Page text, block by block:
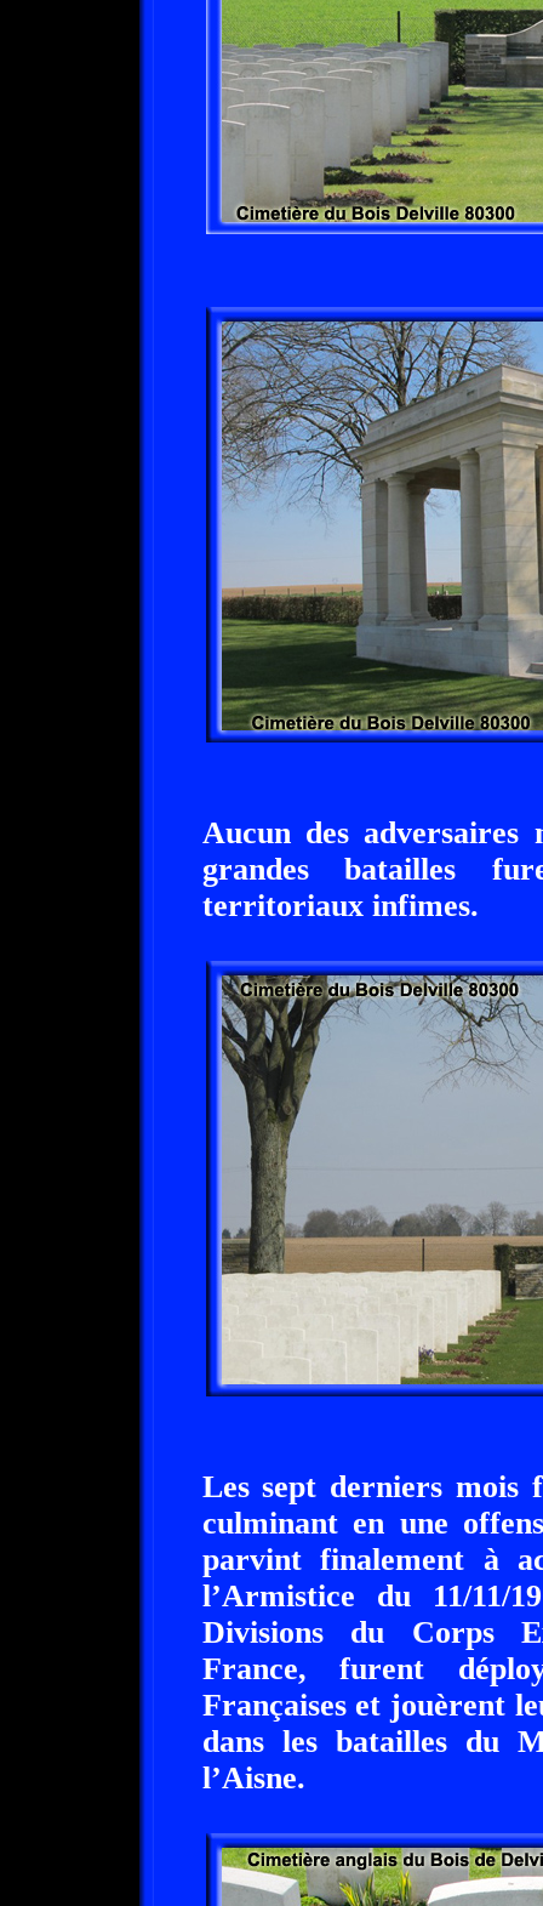
Aucun des
grandes batailles
territoriaux infimes.
Les sept derniers mois
culminant en une
parvint finalement à
l’Armistice du 11/11/
Divisions du Corps
France, furent
Françaises et jouèrent
dans les batailles du
l’Aisne.